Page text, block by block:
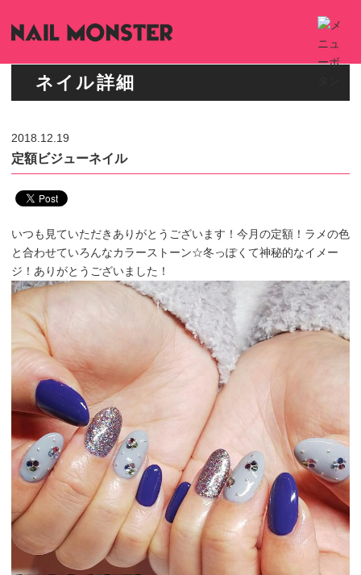
ネイル詳細
2018.12.19
定額ビジューネイル
いつも見ていただきありがとうございます！今月の定額！ラメの色
と合わせていろんなカラーストーン☆冬っぽくて神秘的なイメー
ジ！ありがとうございました！